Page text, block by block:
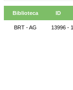
Biblioteca ID
BRT - AG 13996 - 1